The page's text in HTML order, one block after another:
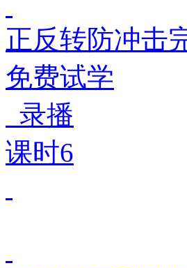
正反转防冲击
免费试学
录播
课时6